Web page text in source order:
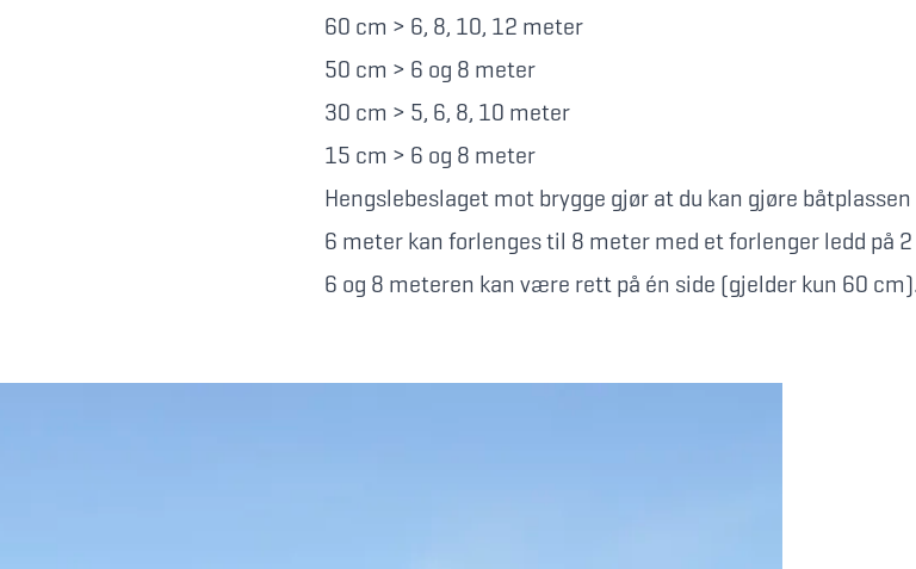
60 cm > 6, 8, 10, 12 meter
50 cm > 6 og 8 meter
30 cm > 5, 6, 8, 10 meter
15 cm > 6 og 8 meter
Hengslebeslaget mot brygge gjør at du kan gjøre
6 meter kan forlenges til 8 meter med et forlenger ledd på
6 og 8 meteren kan være rett på én side (gjelder kun 60 cm).